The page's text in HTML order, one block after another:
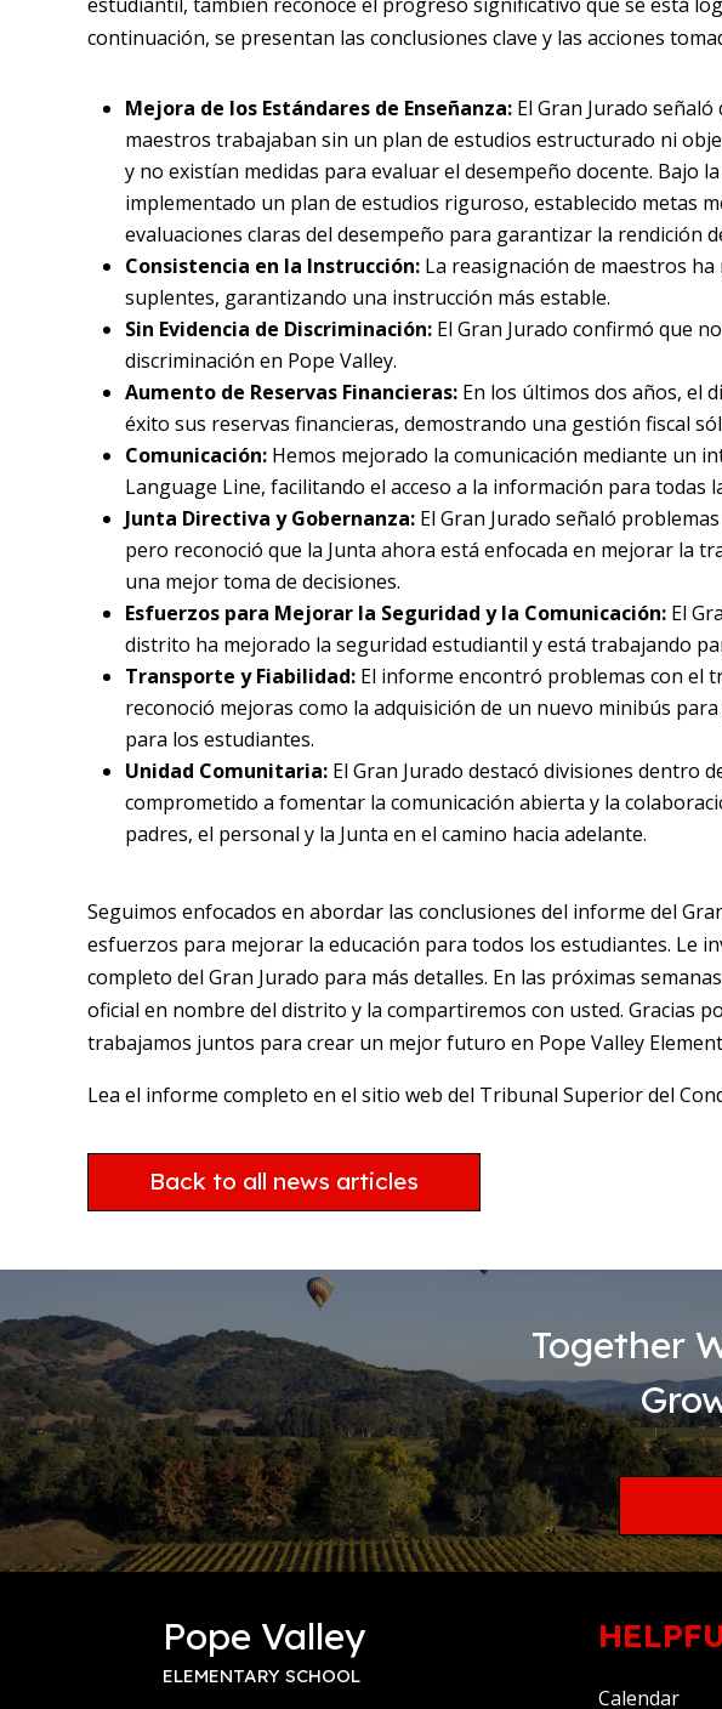
continuación, se presentan las conclusiones clave y las acciones
Mejora de los Estándares de Enseñanza: El Gran Jurado
maestros trabajaban sin un plan de estudios estructurado ni
y no existían medidas para evaluar el desempeño docente. Bajo
implementado un plan de estudios riguroso, establecido metas
evaluaciones claras del desempeño para garantizar la rendición
Consistencia en la Instrucción: La reasignación de maestros
suplentes, garantizando una instrucción más estable.
Sin Evidencia de Discriminación: El Gran Jurado confirmó que
discriminación en Pope Valley.
Aumento de Reservas Financieras: En los últimos dos años, el
éxito sus reservas financieras, demostrando una gestión fiscal
Comunicación: Hemos mejorado la comunicación mediante un
Language Line, facilitando el acceso a la información para todas
Junta Directiva y Gobernanza: El Gran Jurado señaló
pero reconoció que la Junta ahora está enfocada en mejorar la
una mejor toma de decisiones.
Esfuerzos para Mejorar la Seguridad y la Comunicación: El
distrito ha mejorado la seguridad estudiantil y está trabajando
Transporte y Fiabilidad: El informe encontró problemas con el
reconoció mejoras como la adquisición de un nuevo minibús
para los estudiantes.
Unidad Comunitaria: El Gran Jurado destacó divisiones dentro
comprometido a fomentar la comunicación abierta y la
padres, el personal y la Junta en el camino hacia adelante.
Seguimos enfocados en abordar las conclusiones del informe del
esfuerzos para mejorar la educación para todos los estudiantes. Le
completo del Gran Jurado para más detalles. En las próximas
oficial en nombre del distrito y la compartiremos con usted. Gracias
trabajamos juntos para crear un mejor futuro en Pope Valley
Lea el informe completo en el sitio web del Tribunal Superior del
Back to all news articles
Together
Pope Valley
ELEMENTARY SCHOOL
Calendar